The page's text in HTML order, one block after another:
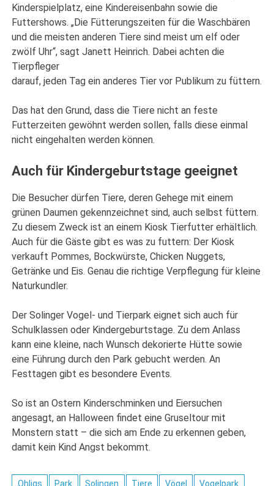
Kinderspielplatz, eine Kindereisenbahn sowie die
Futtershows. „Die Fütterungszeiten für die Waschbären
und die meisten anderen Tiere sind meist um elf oder
zwölf Uhr“, sagt Janett Heinrich. Dabei achten die
Tierpfleger
darauf, jeden Tag ein anderes Tier vor Publikum zu füttern.
Das hat den Grund, dass die Tiere nicht an feste
Futterzeiten gewöhnt werden sollen, falls diese einmal
nicht eingehalten werden können.
Auch für Kindergeburtstage geeignet
Die Besucher dürfen Tiere, deren Gehege mit einem
grünen Daumen gekennzeichnet sind, auch selbst füttern.
Zu diesem Zweck ist an einem Kiosk Tierfutter erhältlich.
Auch für die Gäste gibt es was zu futtern: Der Kiosk
verkauft Pommes, Bockwürste, Chicken Nuggets,
Getränke und Eis. Genau die richtige Verpflegung für kleine
Naturkundler.
Der Solinger Vogel- und Tierpark eignet sich auch für
Schulklassen oder Kindergeburtstage. Zu dem Anlass
kann eine kleine, nach Wunsch dekorierte Hütte sowie
eine Führung durch den Park gebucht werden. An
Festtagen gibt es besondere Events.
So ist an Ostern Kinderschminken und Eiersuchen
angesagt, an Halloween findet eine Gruseltour mit
Monstern statt – die sich am Ende zu erkennen geben,
damit kein Kind Angst bekommt.
Ohligs Park Solingen Tiere Vögel Vogelpark